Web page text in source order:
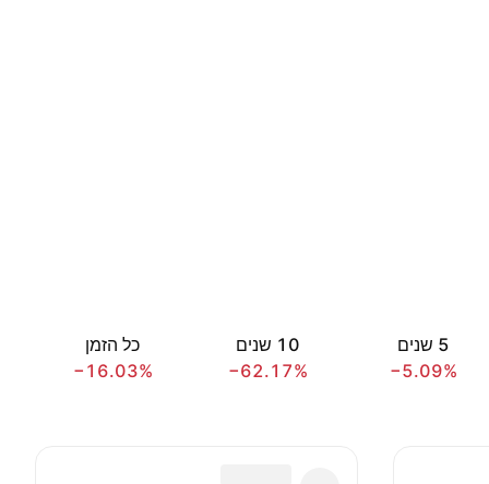
‎5‎ שנים
−5.09%
‎10‎ שנים
−62.17%
כל הזמן
−16.03%